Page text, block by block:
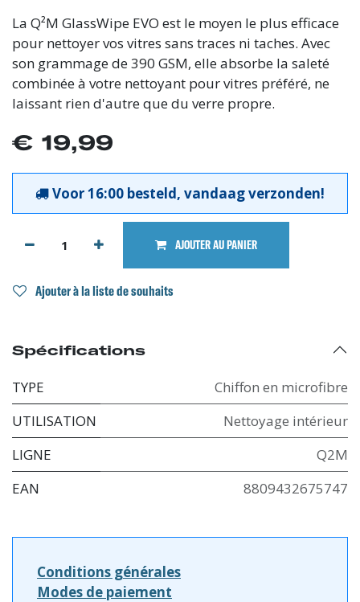
La Q²M GlassWipe EVO est le moyen le plus efficace
pour nettoyer vos vitres sans traces ni taches. Avec
son grammage de 390 GSM, elle absorbe la saleté
combinée à votre nettoyant pour vitres préféré, ne
laissant rien d'autre que du verre propre.
€ 19,99
Voor 16:00 besteld, vandaag verzonden!
AJOUTER AU PANIER
Ajouter à la liste de souhaits
Spécifications
TYPE
Chiffon en microfibre
UTILISATION
Nettoyage intérieur
LIGNE
Q2M
EAN
8809432675747
Conditions générales
Modes de paiement